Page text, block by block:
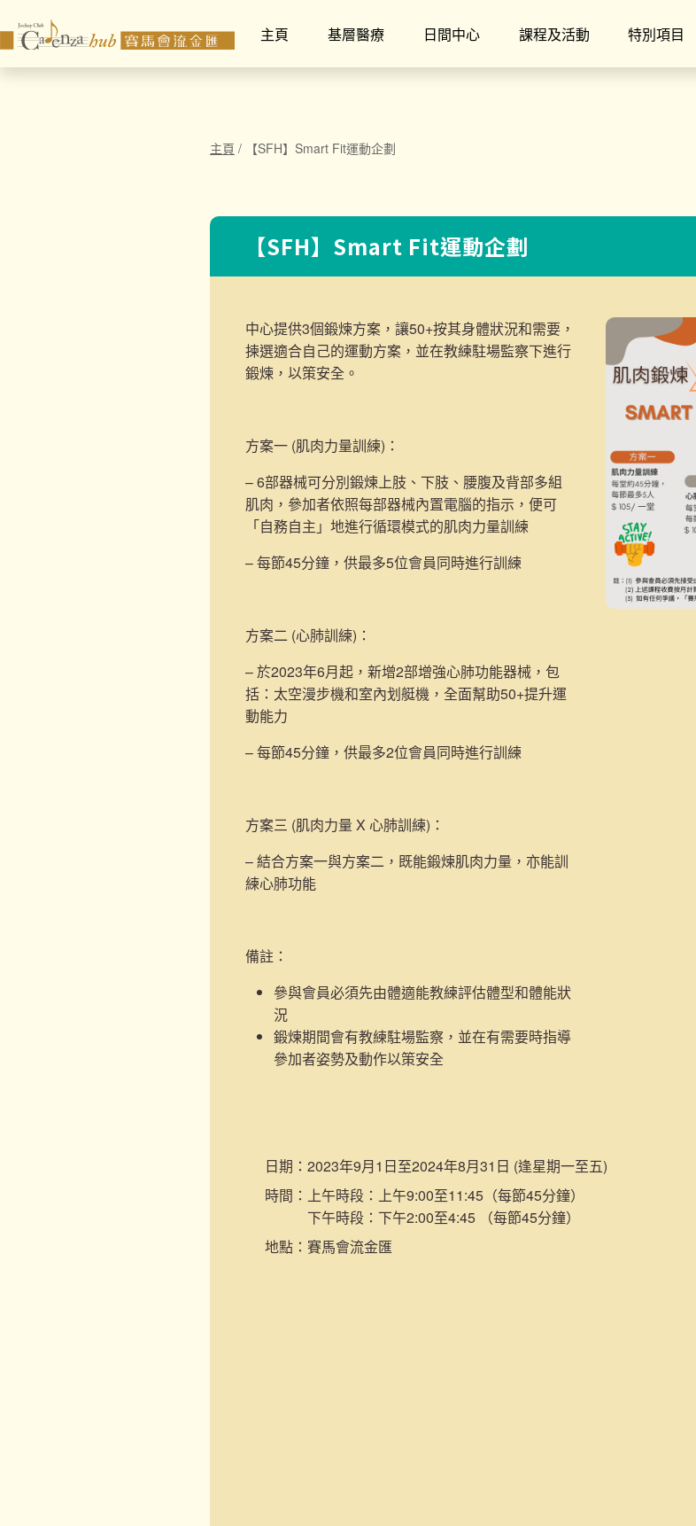
主頁 基層醫療 日間中心 課程及活動 特別項目
主頁 / 【SFH】Smart Fit運動企劃
【SFH】Smart Fit運動企劃
中心提供3個鍛煉方案，讓50+按其身體狀況和需要，
揀選適合自己的運動方案，並在教練駐場監察下進行
鍛煉，以策安全。
方案一 (肌肉力量訓練) ：
– 6部器械可分別鍛煉上肢、下肢、腰腹及背部多組
肌肉，參加者依照每部器械內置電腦的指示，便可
「自務自主」地進行循環模式的肌肉力量訓練
– 每節45分鐘，供最多5位會員同時進行訓練
方案二 (心肺訓練) ：
– 於2023年6月起，新增2部增強心肺功能器械，包
括：太空漫步機和室內划艇機， 全面幫助50+提升運
動能力
– 每節45分鐘，供最多2位會員同時進行訓練
方案三 (肌肉力量 X 心肺訓練) ：
– 結合方案一與方案二，既能鍛煉肌肉力量，亦能訓
練心肺功能
備註：
參與會員必須先由體適能教練評估體型和體能狀
況
鍛煉期間會有教練駐場監察，並在有需要時指導
參加者姿勢及動作以策安全
日期： 2023年9月1日至2024年8月31日 (逢星期一至五)
時間： 上午時段：上午9:00至11:45（每節45分鐘）
下午時段：下午2:00至4:45 （每節45分鐘）
地點： 賽馬會流金匯